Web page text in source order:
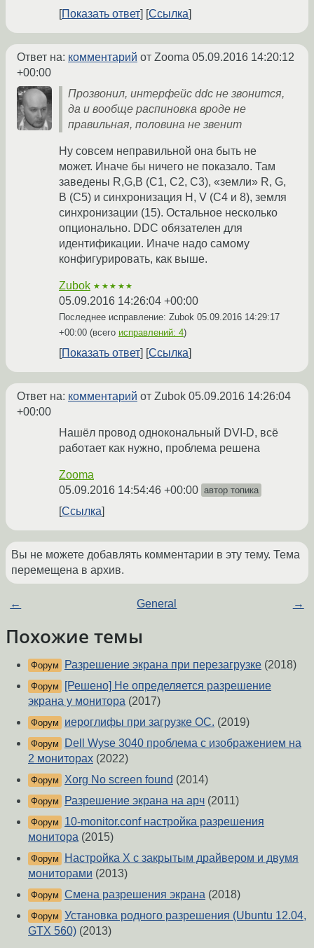
Показать ответ Ссылка
Ответ на: комментарий от Zooma 05.09.2016 14:20:12
+00:00
Прозвонил, интерфейс ddc не звонится,
да и вообще распиновка вроде не
правильная, половина не звенит
Ну совсем неправильной она быть не
может. Иначе бы ничего не показало. Там
заведены R,G,B (C1, C2, C3), «земли» R, G,
B (C5) и синхронизация H, V (C4 и 8), земля
синхронизации (15). Остальное несколько
опционально. DDC обязателен для
идентификации. Иначе надо самому
конфигурировать, как выше.
Zubok ★★★★★
05.09.2016 14:26:04 +00:00
Последнее исправление: Zubok 05.09.2016 14:29:17
+00:00 (всего исправлений: 4)
Показать ответ Ссылка
Ответ на: комментарий от Zubok 05.09.2016 14:26:04
+00:00
Нашёл провод однокональный DVI-D, всё
работает как нужно, проблема решена
Zooma
05.09.2016 14:54:46 +00:00 автор топика
Ссылка
Вы не можете добавлять комментарии в эту тему. Тема
перемещена в архив.
← General →
Похожие темы
Форум Разрешение экрана при перезагрузке (2018)
Форум
[Решено] Не определяется разрешение
экрана у монитора (2017)
Форум иероглифы при загрузке ОС. (2019)
Форум
Dell Wyse 3040 проблема с изображением на
2 мониторах (2022)
Форум Xorg No screen found (2014)
Форум Разрешение экрана на арч (2011)
Форум
10-monitor.conf настройка разрешения
монитора (2015)
Форум
Настройка Х с закрытым драйвером и двумя
мониторами (2013)
Форум Смена разрешения экрана (2018)
Форум Установка родного разрешения (Ubuntu 12.04,
GTX 560) (2013)